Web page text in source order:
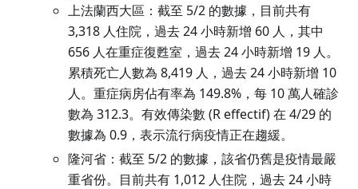
上法蘭西大區：截至 5/2 的數據，目前共有
3,318 人住院，過去 24 小時新增 60 人，其中
656 人在重症復甦室，過去 24 小時新增 19 人。
累積死亡人數為 8,419 人，過去 24 小時新增 10
人。重症病房佔有率為 149.8%，每 10 萬人確診
數為 312.3。有效傳染數 (R effectif) 在 4/29 的
數據為 0.9，表示流行病疫情正在趨緩。
隆河省：截至 5/2 的數據，該省仍舊是疫情最嚴
重省份。目前共有 1,012 人住院，過去 24 小時